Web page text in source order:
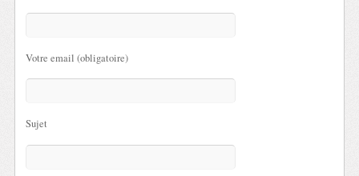
Votre email (obligatoire)
Sujet